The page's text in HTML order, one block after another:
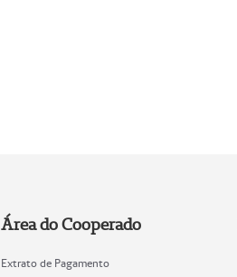
Área do Cooperado
Extrato de Pagamento